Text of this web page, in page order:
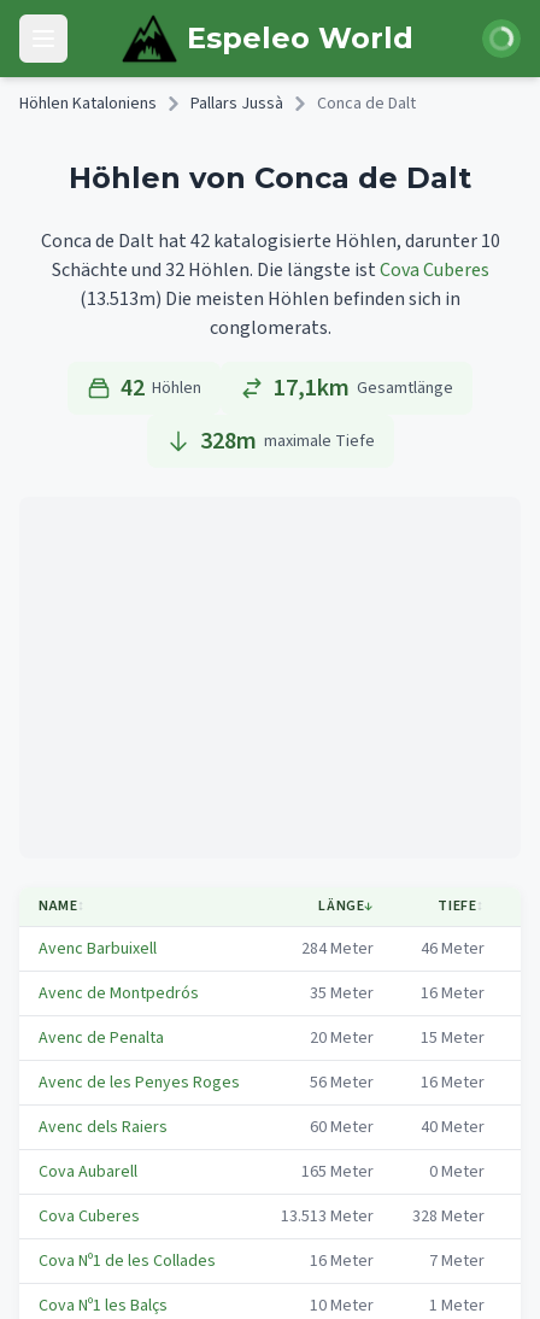
Skip to main content
Open main menu Espeleo World
Höhlen Kataloniens Pallars Jussà Conca de Dalt
Höhlen von Conca de Dalt
Conca de Dalt hat 42 katalogisierte Höhlen, darunter 10
Schächte und 32 Höhlen. Die längste istCova Cuberes
(13.513m) Die meisten Höhlen befinden sich in
conglomerats.
42 Höhlen 17,1km Gesamtlänge
328m maximale Tiefe
NAME↕ LÄNGE↓ TIEFE↕
Avenc Barbuixell 284Meter 46Meter
Avenc de Montpedrós
35 Meter 16Meter
Avenc de Penalta
20Meter 15 Meter
Avenc de les Penyes Roges
56Meter 16Meter
Avenc dels Raiers
60Meter 40Meter
Cova Aubarell
165 Meter 0Meter
Cova Cuberes
13.513 Meter 328 Meter
Cova Nº1 de les Collades
16Meter 7Meter
Cova Nº1 les Balçs
10Meter 1 Meter